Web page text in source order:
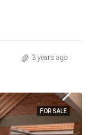
3 years ago
FOR SALE